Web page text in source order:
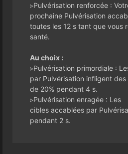
▹Pulvérisation renforcée :
prochaine Pulvérisation
toutes les 12 s tant que vous
santé.
Au choix :
▹Pulvérisation primordiale :
par Pulvérisation infligent
de 20% pendant 4 s.
▹Pulvérisation enragée : Les
cibles accablées par
pendant 2 s.